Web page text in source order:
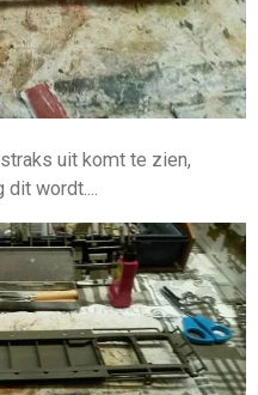
uit komt te zien,
dit wordt....